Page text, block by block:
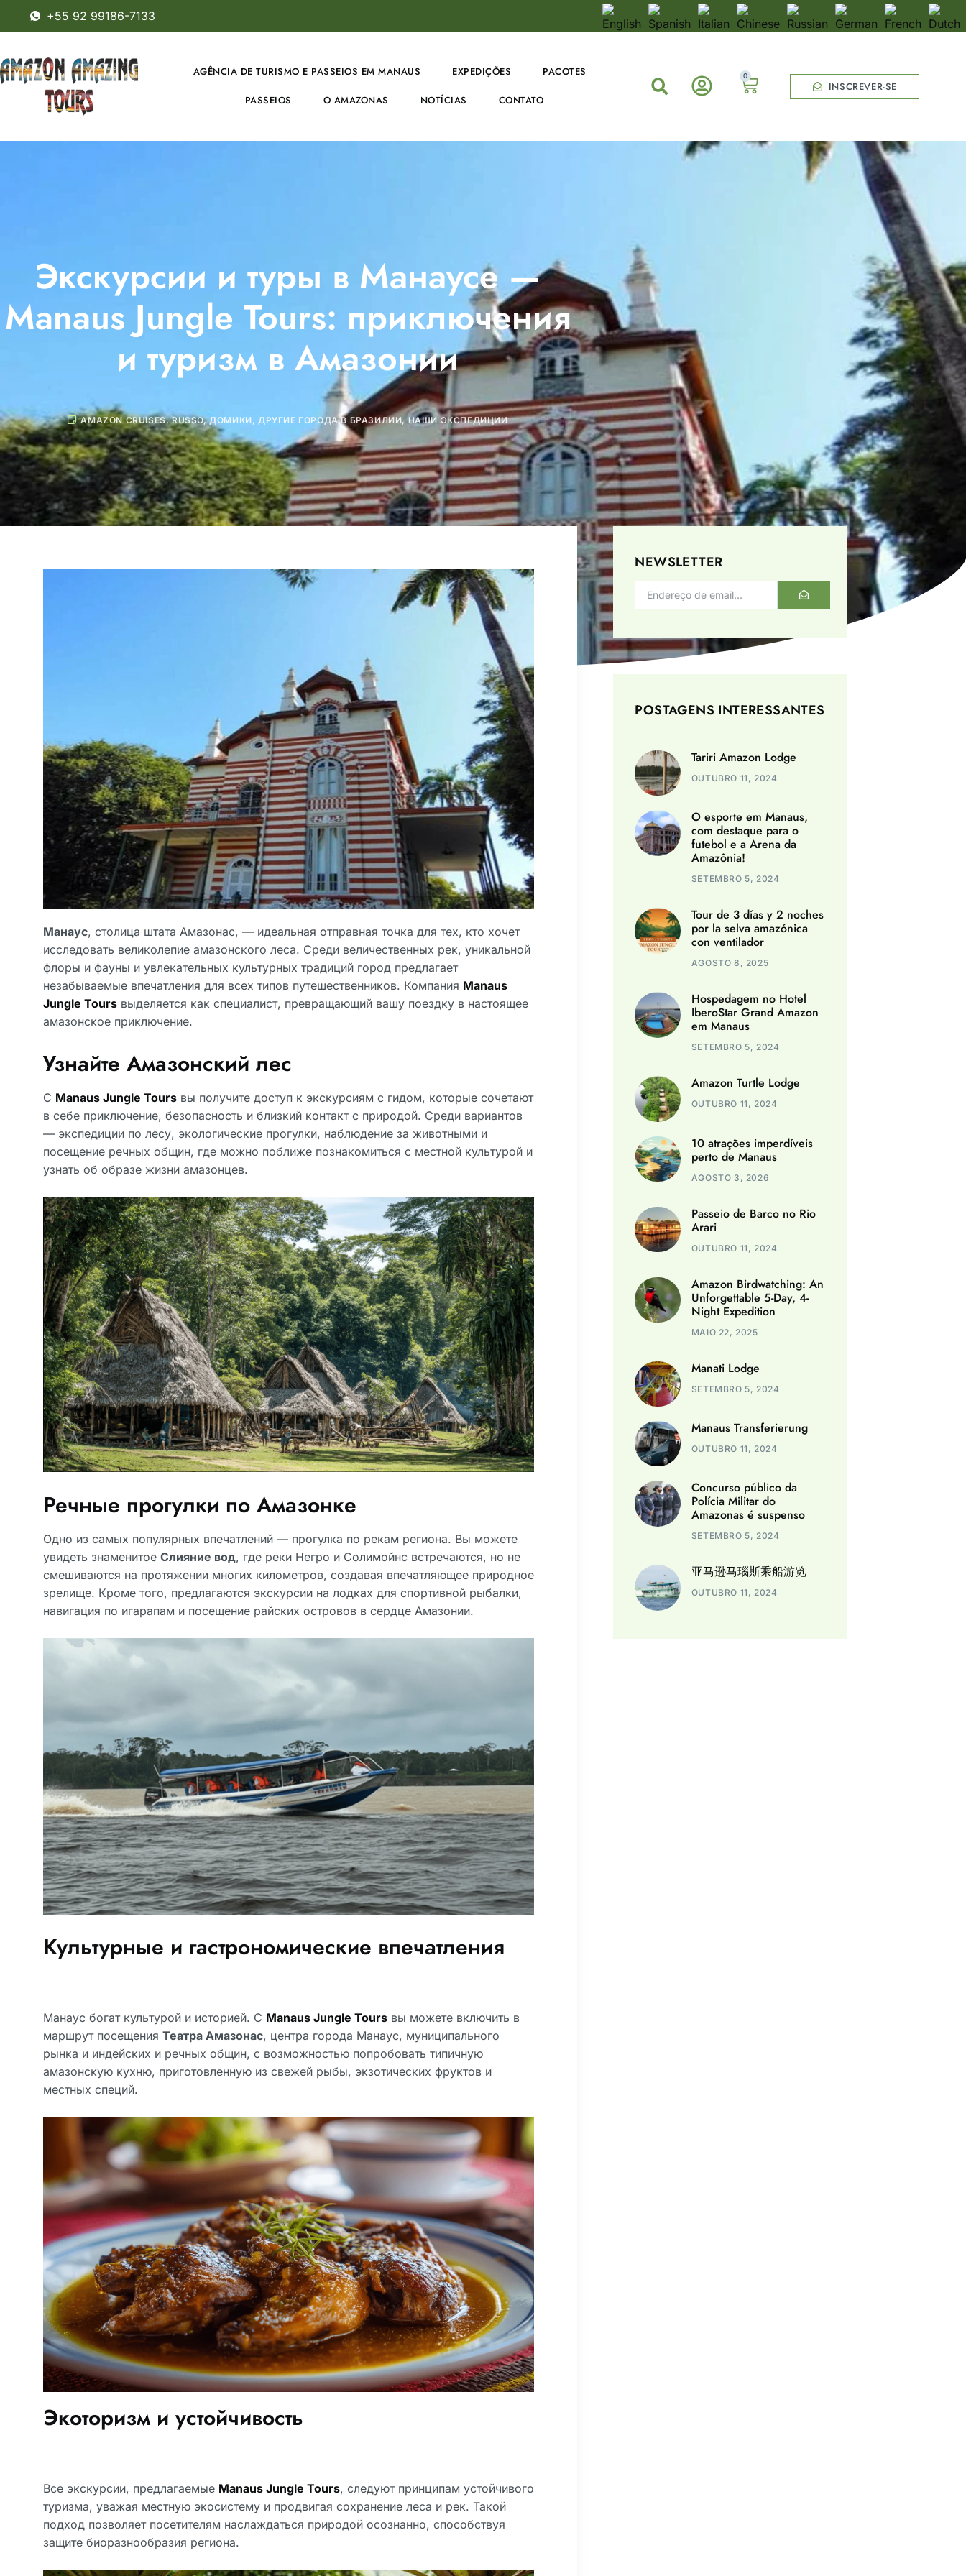
+55 92 99186-7133
AGÊNCIA DE TURISMO E PASSEIOS EM MANAUS EXPEDIÇÕES PACOTES
PASSEIOS O AMAZONAS NOTÍCIAS CONTATO
0
INSCREVER-SE
Экскурсии и туры в Манаусе —
Manaus Jungle Tours: приключения
и туризм в Амазонии
AMAZON CRUISES,RUSSO,ДОМИКИ, ДРУГИЕ ГОРОДА В БРАЗИЛИИ,НАШИ ЭКСПЕДИЦИИ
Манаус, столица штата Амазонас, — идеальная отправная точка для тех, кто хочет
исследовать великолепие амазонского леса. Среди величественных рек, уникальной
флоры и фауны и увлекательных культурных традиций город предлагает
незабываемые впечатления для всех типов путешественников. Компания Manaus
Jungle Tours выделяется как специалист, превращающий вашу поездку в настоящее
амазонское приключение.
Узнайте Амазонский лес
С Manaus Jungle Tours вы получите доступ к экскурсиям с гидом, которые сочетают
в себе приключение, безопасность и близкий контакт с природой. Среди вариантов
— экспедиции по лесу, экологические прогулки, наблюдение за животными и
посещение речных общин, где можно поближе познакомиться с местной культурой и
узнать об образе жизни амазонцев.
Речные прогулки по Амазонке
Одно из самых популярных впечатлений — прогулка по рекам региона. Вы можете
увидеть знаменитое Слияние вод, где реки Негро и Солимойнс встречаются, но не
смешиваются на протяжении многих километров, создавая впечатляющее природное
зрелище. Кроме того, предлагаются экскурсии на лодках для спортивной рыбалки,
навигация по игарапам и посещение райских островов в сердце Амазонии.
Культурные и гастрономические впечатления
Манаус богат культурой и историей. С Manaus Jungle Tours вы можете включить в
маршрут посещения Театра Амазонас, центра города Манаус, муниципального
рынка и индейских и речных общин, с возможностью попробовать типичную
амазонскую кухню, приготовленную из свежей рыбы, экзотических фруктов и
местных специй.
Экоторизм и устойчивость
Все экскурсии, предлагаемые Manaus Jungle Tours, следуют принципам устойчивого
туризма, уважая местную экосистему и продвигая сохранение леса и рек. Такой
подход позволяет посетителям наслаждаться природой осознанно, способствуя
защите биоразнообразия региона.
NEWSLETTER
POSTAGENS INTERESSANTES
Tariri Amazon Lodge
OUTUBRO 11, 2024
O esporte em Manaus,
com destaque para o
futebol e a Arena da
Amazônia!
SETEMBRO 5, 2024
Tour de 3 días y 2 noches
por la selva amazónica
con ventilador
AGOSTO 8, 2025
Hospedagem no Hotel
IberoStar Grand Amazon
em Manaus
SETEMBRO 5, 2024
Amazon Turtle Lodge
OUTUBRO 11, 2024
10 atrações imperdíveis
perto de Manaus
AGOSTO 3, 2026
Passeio de Barco no Rio
Arari
OUTUBRO 11, 2024
Amazon Birdwatching: An
Unforgettable 5-Day, 4-
Night Expedition
MAIO 22, 2025
Manati Lodge
SETEMBRO 5, 2024
Manaus Transferierung
OUTUBRO 11, 2024
Concurso público da
Polícia Militar do
Amazonas é suspenso
SETEMBRO 5, 2024
亚马逊马瑙斯乘船游览
OUTUBRO 11, 2024